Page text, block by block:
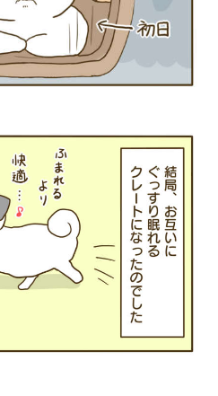
ねこ部をフォロー
ダウンロードする